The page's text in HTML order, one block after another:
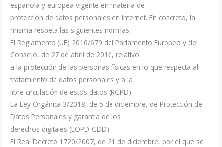
española y europea vigente en materia de
protección de datos personales en internet. En concreto, la
misma respeta las siguientes normas:
El Reglamento (UE) 2016/679 del Parlamento Europeo y del
Consejo, de 27 de abril de 2016, relativo
a la protección de las personas físicas en lo que respecta al
tratamiento de datos personales y a la
libre circulación de estos datos (RGPD).
La Ley Orgánica 3/2018, de 5 de diciembre, de Protección de
Datos Personales y garantía de los
derechos digitales (LOPD-GDD).
El Real Decreto 1720/2007, de 21 de diciembre, por el que se